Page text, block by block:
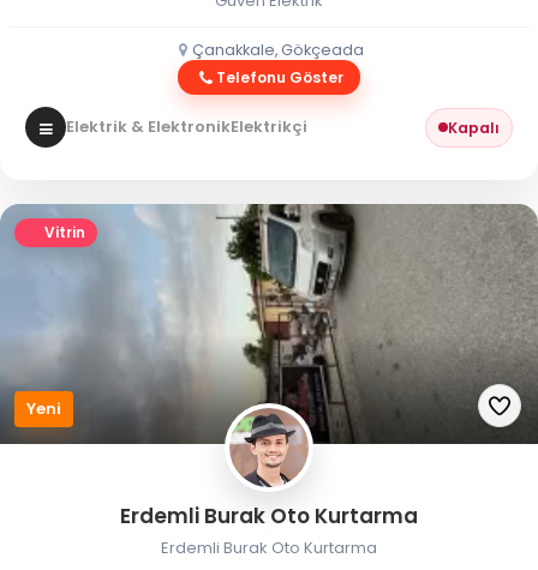
Çanakkale, Gökçeada
Telefonu Göster
Elektrik & ElektronikElektrikçi Kapalı
Vitrin
Yeni
Erdemli Burak Oto Kurtarma
Erdemli Burak Oto Kurtarma